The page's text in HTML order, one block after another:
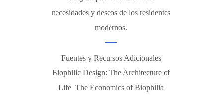
necesidades y deseos de los residentes
modernos.
Fuentes y Recursos Adicionales
Biophilic Design: The Architecture of
Life The Economics of Biophilia